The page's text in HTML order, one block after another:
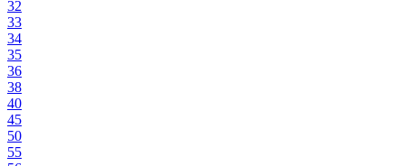
32
33
34
35
36
38
40
45
50
55